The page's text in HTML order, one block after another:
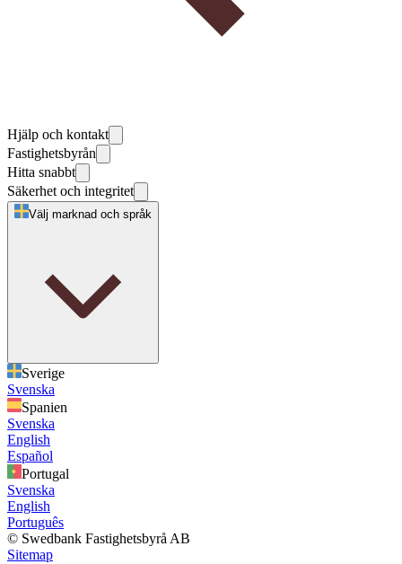
Hjälp och kontakt
Fastighetsbyrån
Hitta snabbt
Säkerhet och integritet
Välj marknad och språk
Sverige
Svenska
Spanien
Svenska
English
Español
Portugal
Svenska
English
Português
© Swedbank Fastighetsbyrå AB
Sitemap